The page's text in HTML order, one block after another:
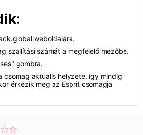
weboldalára.
szállítási számát a megfelelő mezőbe.
gombra.
csomag aktuális helyzete, így mindig
érkezik meg az Esprit csomagja